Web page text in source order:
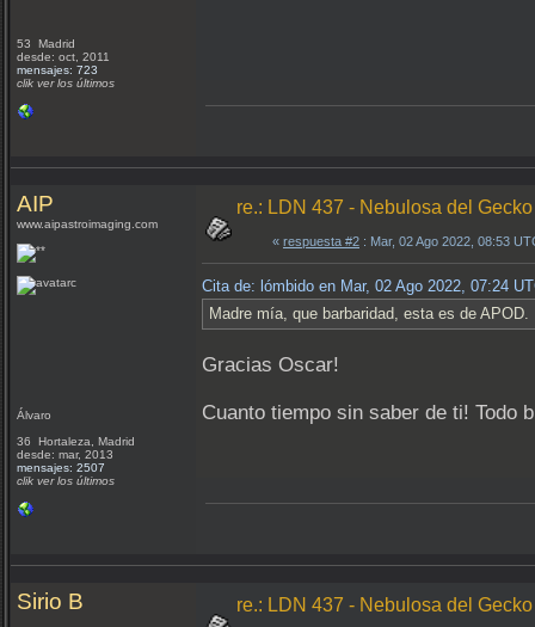
53 Madrid
desde: oct, 2011
mensajes: 723
clik ver los últimos
AIP
www.aipastroimaging.com
Álvaro
36 Hortaleza, Madrid
desde: mar, 2013
mensajes: 2507
clik ver los últimos
re.: LDN 437 - Nebulosa del Gecko
« respuesta #2 : Mar, 02 Ago 2022, 08:53
Cita de: lómbido en Mar, 02 Ago 2022, 07:24
Madre mía, que barbaridad, esta es de APOD.
Gracias Oscar!
Cuanto tiempo sin saber de ti! Todo
Sirio B re.: LDN 437 - Nebulosa del Gecko